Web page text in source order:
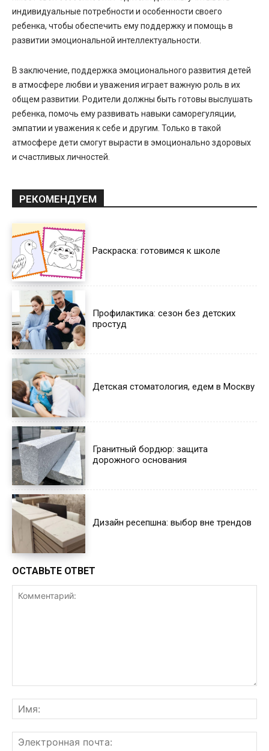
индивидуальные потребности и особенности своего
ребенка, чтобы обеспечить ему поддержку и помощь в
развитии эмоциональной интеллектуальности.
В заключение, поддержка эмоционального развития детей
в атмосфере любви и уважения играет важную роль в их
общем развитии. Родители должны быть готовы выслушать
ребенка, помочь ему развивать навыки саморегуляции,
эмпатии и уважения к себе и другим. Только в такой
атмосфере дети смогут вырасти в эмоционально здоровых
и счастливых личностей.
РЕКОМЕНДУЕМ
Раскраска: готовимся к школе
Профилактика: сезон без детских
простуд
Детская стоматология, едем в Москву
Гранитный бордюр: защита
дорожного основания
Дизайн ресепшна: выбор вне трендов
ОСТАВЬТЕ ОТВЕТ